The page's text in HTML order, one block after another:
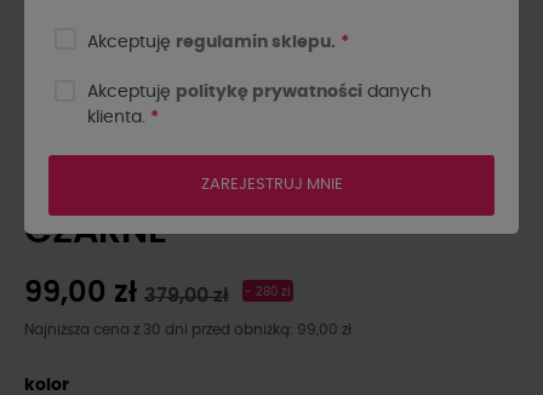
ZAKŁADKAMI BY O LA LA...!
CZARNE
99,00 zł 379,00 zł - 280 zł
Najniższa cena z 30 dni przed obniżką: 99,00 zł
kolor
Akceptuję regulamin sklepu. *
Akceptuję politykę prywatności danych
klienta. *
ZAREJESTRUJ MNIE